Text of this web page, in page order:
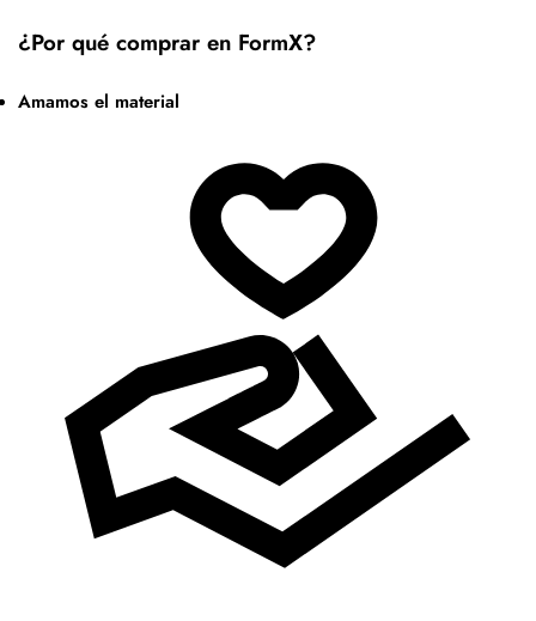
¿Por qué comprar en FormX?
Amamos el material